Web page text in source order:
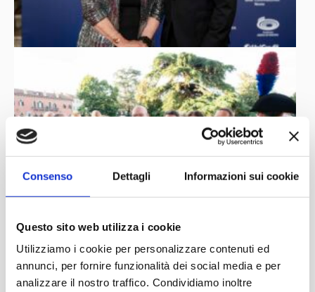
Consenso Dettagli Informazioni sui cookie
Questo sito web utilizza i cookie
Utilizziamo i cookie per personalizzare contenuti ed
annunci, per fornire funzionalità dei social media e per
analizzare il nostro traffico. Condividiamo inoltre